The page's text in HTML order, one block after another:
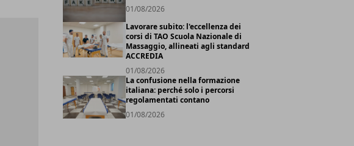
01/08/2026
Lavorare subito: l'eccellenza dei
corsi di TAO Scuola Nazionale di
Massaggio, allineati agli standard
ACCREDIA
01/08/2026
La confusione nella formazione
italiana: perché solo i percorsi
regolamentati contano
01/08/2026